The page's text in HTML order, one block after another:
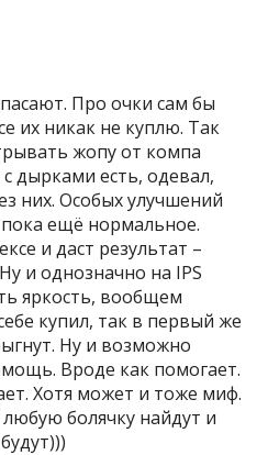
Про очки сам бы
их никак не куплю. Так
жопу от компа
дырками есть, одевал,
них. Особых улучшений
ещё нормальное.
и даст результат –
и однозначно на IPS
яркость, вообщем
купил, так в первый же
Ну и возможно
Вроде как помогает.
Хотя может и тоже миф.
болячку найдут и